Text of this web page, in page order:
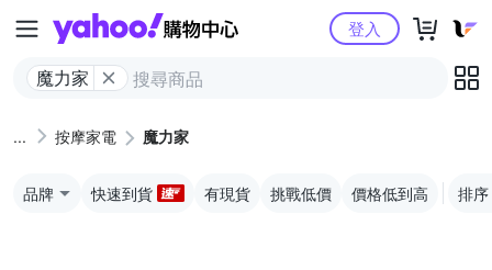
Yahoo購物中心
魔力家
登入
按摩家電 魔力家
品牌 快速到貨 有現貨 挑戰低價 價格低到高 排序